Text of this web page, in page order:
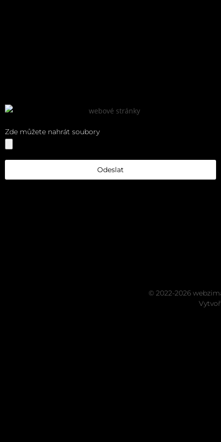
Zde můžete nahrát soubory
Odeslat
© 2022-2026